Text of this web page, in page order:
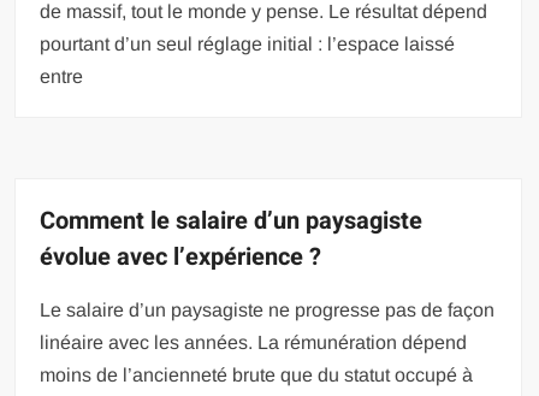
de massif, tout le monde y pense. Le résultat dépend
pourtant d’un seul réglage initial : l’espace laissé
entre
Comment le salaire d’un paysagiste
évolue avec l’expérience ?
Le salaire d’un paysagiste ne progresse pas de façon
linéaire avec les années. La rémunération dépend
moins de l’ancienneté brute que du statut occupé à